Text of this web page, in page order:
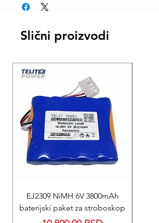
BESPLATNA isporuka AKS kurirskom
Slični proizvodi
EJ2309 NiMH 6V 3800mAh
baterijski paket za stroboskop